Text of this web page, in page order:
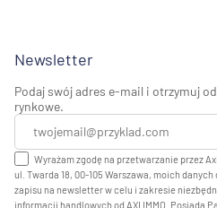
Newsletter
Podaj swój adres e-mail i otrzymuj
rynkowe.
Wyrażam zgodę na przetwarzanie przez
ul. Twarda 18, 00-105 Warszawa, moich
zapisu na newsletter w celu i zakresie
informacji handlowych od AXI IMMO. Posiada